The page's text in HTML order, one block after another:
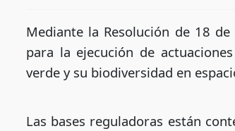
Mediante la Resolución de 18
para la ejecución de
verde y su biodiversidad en
Las bases reguladoras están